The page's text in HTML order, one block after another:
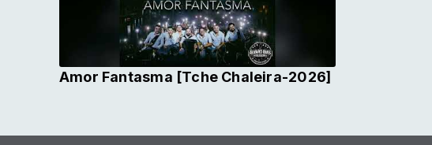
Amor Fantasma [Tche Chaleira-2026]